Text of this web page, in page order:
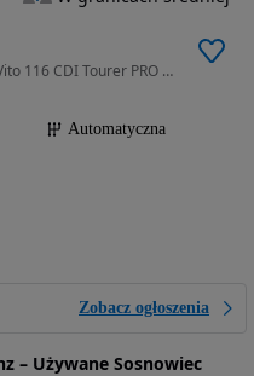
1950 cm3 • 163 KM • Mercedes-Benz Vito 116 CDI Tourer PRO Długi
Automatyczna
Zobacz ogłoszenia
– Używane Sosnowiec